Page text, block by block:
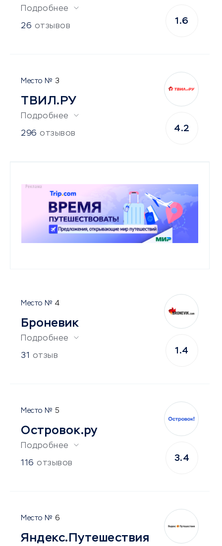
Подробнее
26 отзывов
1.6
3
ТВИЛ.РУ
Подробнее
296 отзывов
4.2
4
Броневик
Подробнее
31 отзыв
1.4
5
Островок.ру
Подробнее
116 отзывов
3.4
6
Яндекс.Путешествия